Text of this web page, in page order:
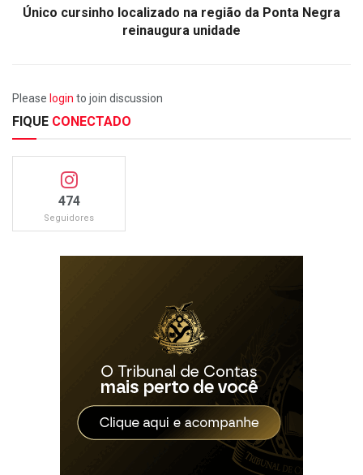
Único cursinho localizado na região da Ponta Negra
reinaugura unidade
Please login to join discussion
FIQUE CONECTADO
474
Seguidores